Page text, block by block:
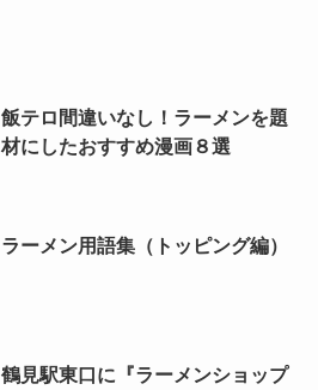
飯テロ間違いなし！ラーメンを題
材にしたおすすめ漫画８選
ラーメン用語集（トッピング編）
鶴見駅東口に『ラーメンショップ